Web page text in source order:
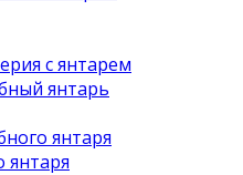
с янтарем
янтарь
янтаря
янтаря